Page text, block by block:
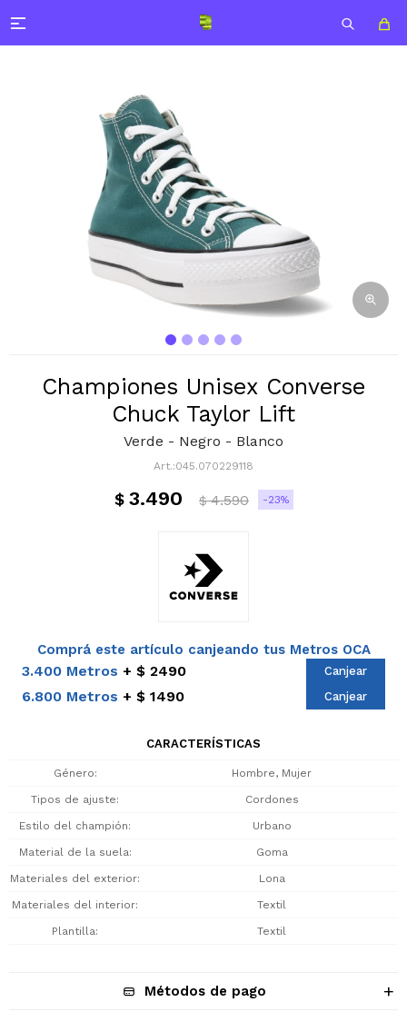

Championes Unisex Converse
Chuck Taylor Lift
Verde - Negro - Blanco
045.070229118
$ 3.490 $ 4.590 23
Comprá este artículo canjeando tus Metros OCA
3.400 Metros $ 2490 Canjear
6.800 Metros $ 1490 Canjear
CARACTERÍSTICAS
Género Hombre, Mujer
Tipos de ajuste Cordones
Estilo del champión Urbano
Material de la suela Goma
Materiales del exterior Lona
Materiales del interior Textil
Plantilla Textil
Métodos de pago